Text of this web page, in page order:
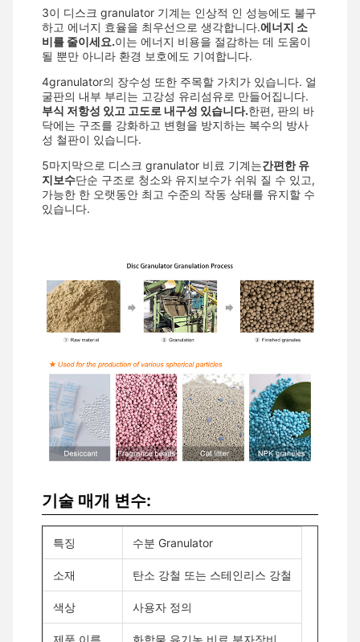
3이 디스크 granulator 기계는 인상적 인 성능에도 불구
하고 에너지 효율을 최우선으로 생각합니다.에너지 소
비를 줄이세요.이는 에너지 비용을 절감하는 데 도움이
될 뿐만 아니라 환경 보호에도 기여합니다.
4granulator의 장수성 또한 주목할 가치가 있습니다. 얼
굴판의 내부 부리는 고강성 유리섬유로 만들어집니다.
부식 저항성 있고 고도로 내구성 있습니다.한편, 판의 바
닥에는 구조를 강화하고 변형을 방지하는 복수의 방사
성 철판이 있습니다.
5마지막으로 디스크 granulator 비료 기계는간편한 유
지보수단순 구조로 청소와 유지보수가 쉬워 질 수 있고,
가능한 한 오랫동안 최고 수준의 작동 상태를 유지할 수
있습니다.
기술 매개 변수:
특징 수분 Granulator
소재 탄소 강철 또는 스테인리스 강철
색상 사용자 정의
제품 이름 화합물 유기농 비료 분자장비